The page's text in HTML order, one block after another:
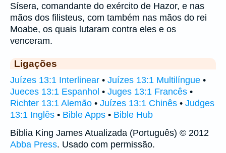
Sísera, comandante do exército de Hazor, e nas
mãos dos filisteus, com também nas mãos do rei
Moabe, os quais lutaram contra eles e os
venceram.
Ligações
Juízes 13:1 Interlinear • Juízes 13:1 Multilíngue •
Jueces 13:1 Espanhol • Juges 13:1 Francês •
Richter 13:1 Alemão • Juízes 13:1 Chinês • Judges
13:1 Inglês • Bible Apps • Bible Hub
Bíblia King James Atualizada (Português) © 2012
Abba Press. Usado com permissão.